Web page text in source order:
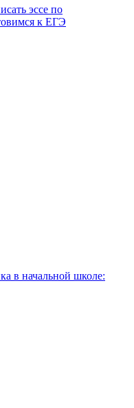
эссе по
к ЕГЭ
в начальной школе: